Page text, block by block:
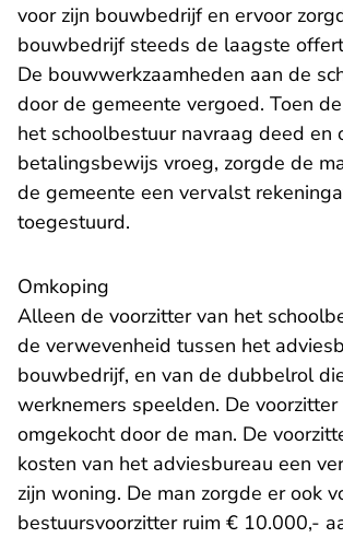
voor zijn bouwbedrijf en ervoor
bouwbedrijf steeds de laagste
De bouwwerkzaamheden aan de
door de gemeente vergoed. Toen
het schoolbestuur navraag deed en
betalingsbewijs vroeg, zorgde de
de gemeente een vervalst
toegestuurd.
Omkoping
Alleen de voorzitter van het
de verwevenheid tussen het
bouwbedrijf, en van de dubbelrol
werknemers speelden. De
omgekocht door de man. De
kosten van het adviesbureau een
zijn woning. De man zorgde er ook
bestuursvoorzitter ruim € 10.000,-